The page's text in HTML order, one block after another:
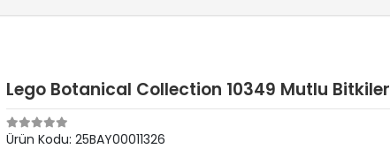
Lego Botanical Collection 10349 Mutlu Bitkiler
Ürün Kodu:25BAY00011326